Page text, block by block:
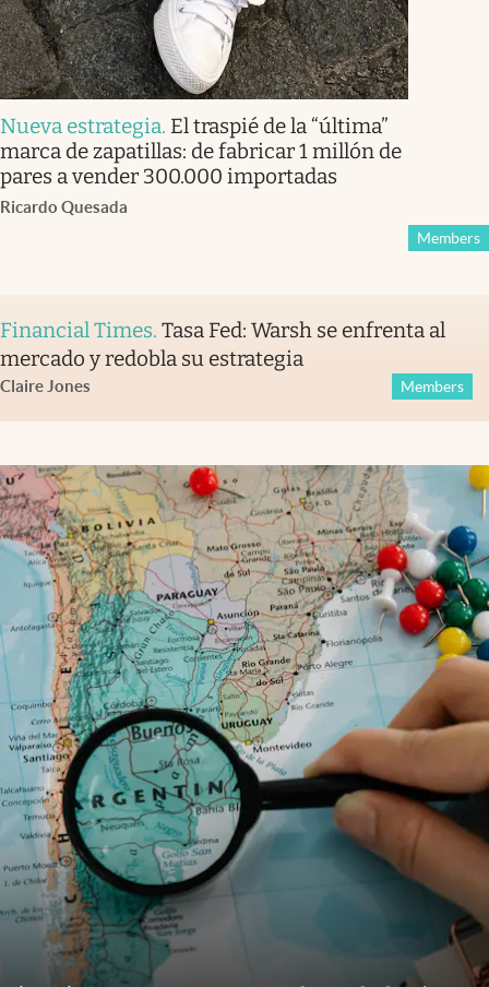
Nueva estrategia. El traspié de la “última”
marca de zapatillas: de fabricar 1 millón de
pares a vender 300.000 importadas
Ricardo Quesada
Members
Financial Times. Tasa Fed: Warsh se enfrenta al
mercado y redobla su estrategia
Claire Jones Members